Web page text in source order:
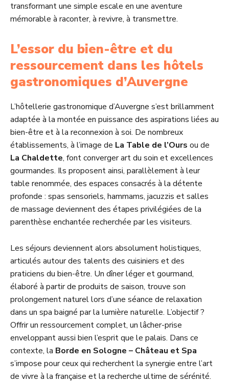
transformant une simple escale en une aventure
mémorable à raconter, à revivre, à transmettre.
L’essor du bien-être et du
ressourcement dans les hôtels
gastronomiques d’Auvergne
L’hôtellerie gastronomique d’Auvergne s’est brillamment
adaptée à la montée en puissance des aspirations liées au
bien-être et à la reconnexion à soi. De nombreux
établissements, à l’image de La Table de l’Ours ou de
La Chaldette, font converger art du soin et excellences
gourmandes. Ils proposent ainsi, parallèlement à leur
table renommée, des espaces consacrés à la détente
profonde : spas sensoriels, hammams, jacuzzis et salles
de massage deviennent des étapes privilégiées de la
parenthèse enchantée recherchée par les visiteurs.
Les séjours deviennent alors absolument holistiques,
articulés autour des talents des cuisiniers et des
praticiens du bien-être. Un dîner léger et gourmand,
élaboré à partir de produits de saison, trouve son
prolongement naturel lors d’une séance de relaxation
dans un spa baigné par la lumière naturelle. L’objectif ?
Offrir un ressourcement complet, un lâcher-prise
enveloppant aussi bien l’esprit que le palais. Dans ce
contexte, la Borde en Sologne – Château et Spa
s’impose pour ceux qui recherchent la synergie entre l’art
de vivre à la française et la recherche ultime de sérénité.